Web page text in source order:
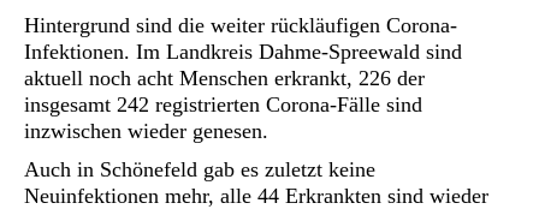
Hintergrund sind die weiter rückläufigen Corona-
Infektionen. Im Landkreis Dahme-Spreewald sind
aktuell noch acht Menschen erkrankt, 226 der
insgesamt 242 registrierten Corona-Fälle sind
inzwischen wieder genesen.
Auch in Schönefeld gab es zuletzt keine
Neuinfektionen mehr, alle 44 Erkrankten sind wieder